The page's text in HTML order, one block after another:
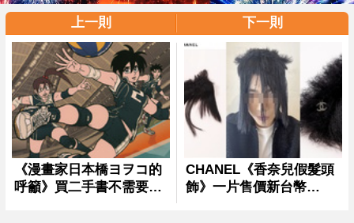
上一則 下一則